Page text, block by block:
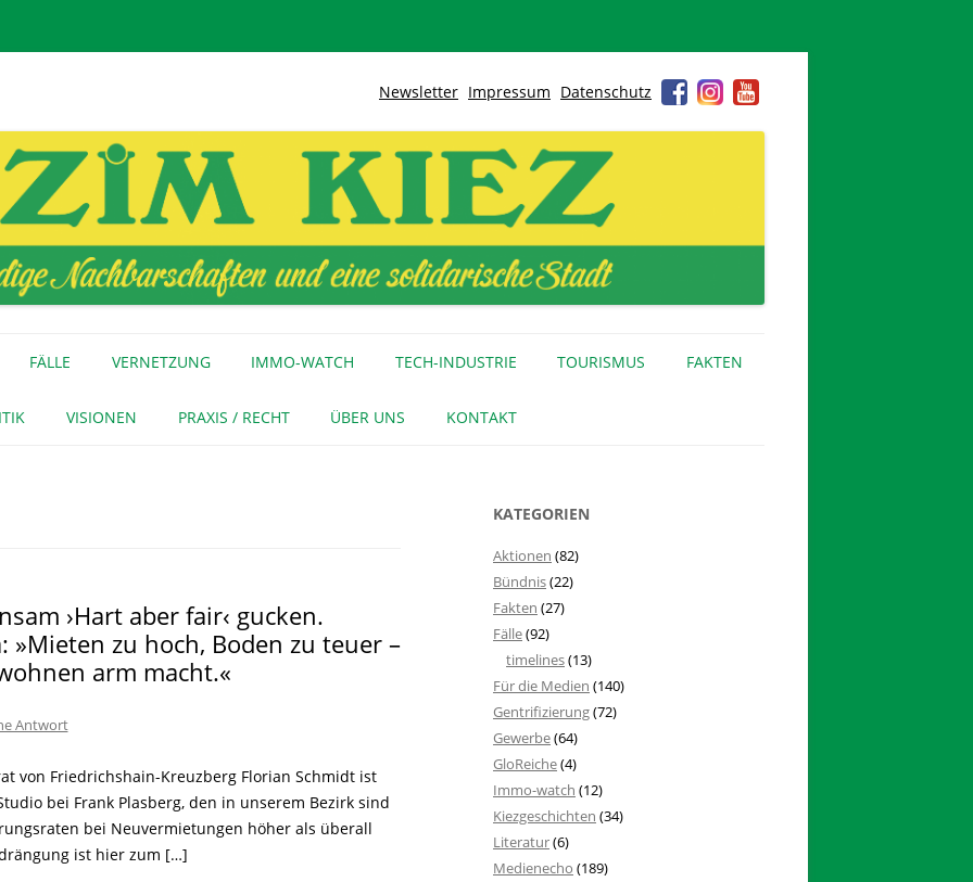
Newsletter Impressum Datenschutz
Inhalt
springen
MEDIENECHO
FÄLLE
GEWERBE
VERNETZUNG
INITIATIVEN
IMMO-WATCH TECH-INDUSTRIE TOURISMUS FAKTEN
VISIONEN PRAXIS / RECHT ÜBER UNS KONTAKT
›Hart aber fair‹ gucken.
»Mieten zu hoch, Boden zu teuer –
arm macht.«
Antwort
von Friedrichshain-Kreuzberg Florian Schmidt ist
bei Frank Plasberg, den in unserem Bezirk sind
bei Neuvermietungen höher als überall
ist hier zum […]
KATEGORIEN
Aktionen (82)
Bündnis(22)
Fakten (27)
Fälle(92)
timelines(13)
Für die Medien (140)
Gentrifizierung(72)
Gewerbe(64)
GloReiche(4)
Immo-watch (12)
Kiezgeschichten (34)
Literatur(6)
Medienecho (189)